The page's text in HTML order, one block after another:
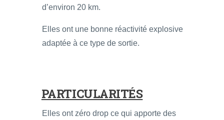
d’environ 20 km.
Elles ont une bonne réactivité explosive
adaptée à ce type de sortie.
PARTICULARITÉS
Elles ont zéro drop ce qui apporte des